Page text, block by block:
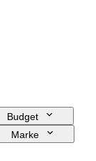
Budget
Marke